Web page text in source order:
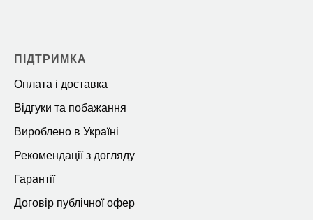
ПІДТРИМКА
Оплата і доставка
Відгуки та побажання
Вироблено в Україні
Рекомендації з догляду
Гарантії
Договір публічної офер